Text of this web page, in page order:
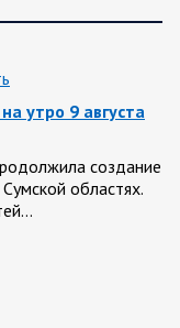
утро 9 августа
создание
областях.